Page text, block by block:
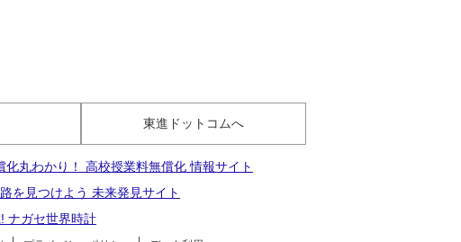
東進ドットコムへ
化丸わかり！ 高校授業料無償化 情報サイト
を見つけよう 未来発見サイト
ナガセ世界時計